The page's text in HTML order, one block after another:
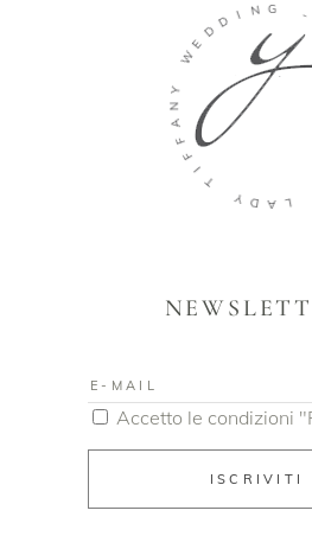
W
E
DD I N
L
A
D
T
I
F
F
A
N
Accetto le condizioni
ISCRIVITI